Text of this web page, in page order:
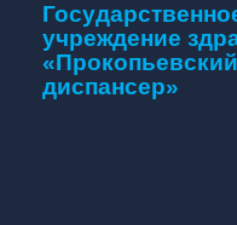
учреждение
диспансер»